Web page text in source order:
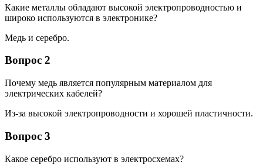
Какие металлы обладают высокой электропроводностью и
широко используются в электронике?
Медь и серебро.
Вопрос 2
Почему медь является популярным материалом для
электрических кабелей?
Из-за высокой электропроводности и хорошей пластичности.
Вопрос 3
Какое серебро используют в электросхемах?